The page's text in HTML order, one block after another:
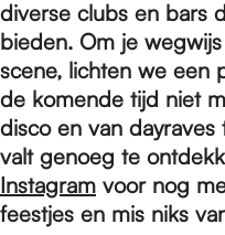
diverse clubs en bars
bieden. Om je
scene, lichten we een
de komende tijd niet
disco en van
valt genoeg te
Instagram voor nog
feestjes en mis niks